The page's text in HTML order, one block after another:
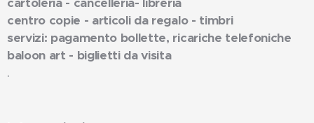
centro copie - articoli da regalo - timbri
servizi: pagamento bollette, ricariche telefoniche
baloon art - biglietti da visita
.